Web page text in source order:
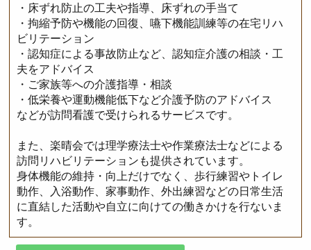
・床ずれ防止の工夫や指導、床ずれの手当て
・拘縮予防や機能の回復、嚥下機能訓練等の在宅リハ
ビリテーション
・認知症による事故防止など、認知症介護の相談・工
夫をアドバイス
・ご家族等への介護指導・相談
・低栄養や運動機能低下など介護予防のアドバイス
などが訪問看護で受けられるサービスです。
また、楽晴会では理学療法士や作業療法士などによる
訪問リハビリテーションも提供されています。
身体機能の維持・向上だけでなく、歩行練習やトイレ
動作、入浴動作、家事動作、外出練習などの日常生活
に直結した活動や自立に向けての働きかけを行ないま
す。